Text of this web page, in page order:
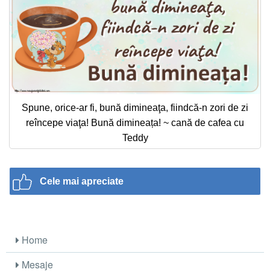
Spune, orice-ar fi, bună dimineaţa, fiindcă-n zori de zi
reîncepe viaţa! Bună dimineața! ~ cană de cafea cu
Teddy
Cele mai apreciate
Home
Mesaje